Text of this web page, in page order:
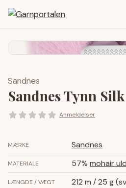
Sandnes
Sandnes Tynn
Anmeldelser
MÆRKE Sandnes
MATERIALE 57% mohair uld
LÆNGDE / VÆGT
212 m / 25 g